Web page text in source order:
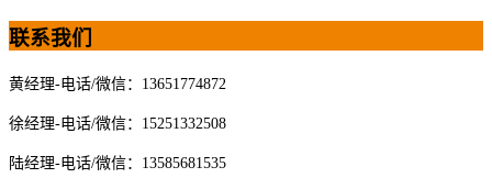
联系我们
黄经理-电话/微信：13651774872
徐经理-电话/微信：15251332508
陆经理-电话/微信：13585681535